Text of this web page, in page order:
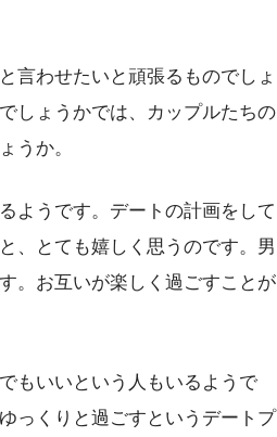
言わせたいと頑張るものでしょ
しょうかでは、カップルたちの
うか。
ようです。デートの計画をして
、とても嬉しく思うのです。男
。お互いが楽しく過ごすことが
もいいという人もいるようで
っくりと過ごすというデートプ